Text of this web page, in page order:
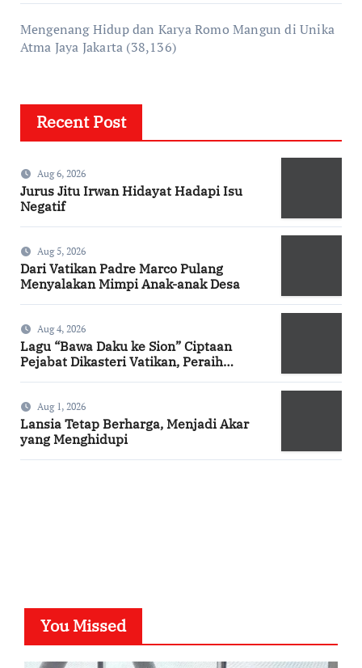
Mengenang Hidup dan Karya Romo Mangun di Unika
Atma Jaya Jakarta (38,136)
Recent Post
Aug 6, 2026
Jurus Jitu Irwan Hidayat Hadapi Isu
Negatif
Aug 5, 2026
Dari Vatikan Padre Marco Pulang
Menyalakan Mimpi Anak-anak Desa
Aug 4, 2026
Lagu “Bawa Daku ke Sion” Ciptaan
Pejabat Dikasteri Vatikan, Peraih
Aug 1, 2026
Lansia Tetap Berharga, Menjadi Akar
yang Menghidupi
You Missed